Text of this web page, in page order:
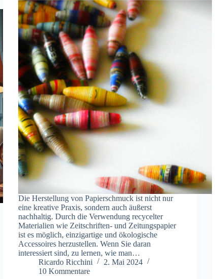
Die Herstellung von Papierschmuck ist nicht nur
eine kreative Praxis, sondern auch äußerst
nachhaltig. Durch die Verwendung recycelter
Materialien wie Zeitschriften- und Zeitungspapier
ist es möglich, einzigartige und ökologische
Accessoires herzustellen. Wenn Sie daran
interessiert sind, zu lernen, wie man…
Ricardo Ricchini
2. Mai 2024
10 Kommentare